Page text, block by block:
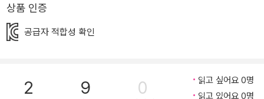
단순히 만화를 읽는 것이 아니라, 전기·전자 등 과학적 원리와 코딩에
대한 기초 지식을 다질 수 있도록 도와줍니다. 4권에서는 특별히 블
를 활용하여 내 손으로 직접 체험해 봐요! 마이크로비트를 활용하여
지진을 기록하는 지진계, 쓱쓱 움직이는 로봇 팔, 미사일을 발사해서
상품 인증
공급자 적합성 확인
2 9 0
읽고 싶어요 0명
읽고 있어요 0명